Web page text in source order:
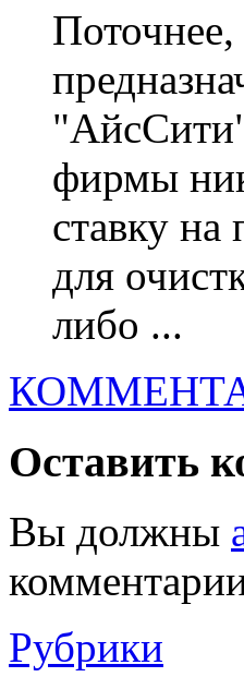
Поточнее,
фирмы
ставку
для
либо ...
Оставить
Вы должны
Рубрики